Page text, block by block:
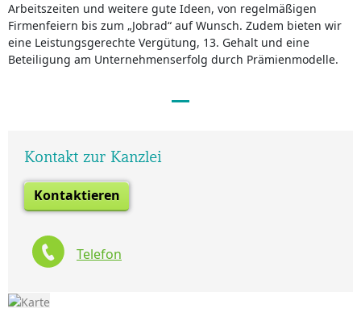
Arbeitszeiten und weitere gute Ideen, von regelmäßigen
Firmenfeiern bis zum „Jobrad“ auf Wunsch. Zudem bieten wir
eine Leistungsgerechte Vergütung, 13. Gehalt und eine
Beteiligung am Unternehmenserfolg durch Prämienmodelle.
Kontakt zur Kanzlei
Kontaktieren
Telefon